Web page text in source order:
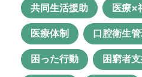
人事考課制度
介護福祉士
余暇活動
共同生活援助 医療×
医療体制 口腔衛生
困った行動 困窮者